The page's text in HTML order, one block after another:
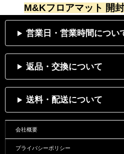
M&Kフロアマット 開
営業日・営業時間につい
返品・交換について
送料・配送について
会社概要
プライバシーポリシー